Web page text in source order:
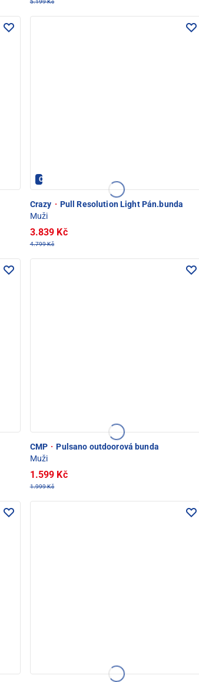
5.199 Kč
Crazy - PEC POD SNĚŽKOU
Crazy · Pull Resolution Light Pán.bunda
Muži
3.839 Kč
4.799 Kč
CMP · Pulsano outdoorová bunda
Muži
1.599 Kč
1.999 Kč